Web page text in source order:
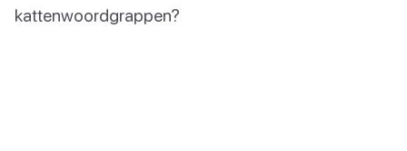
kattenwoordgrappen?